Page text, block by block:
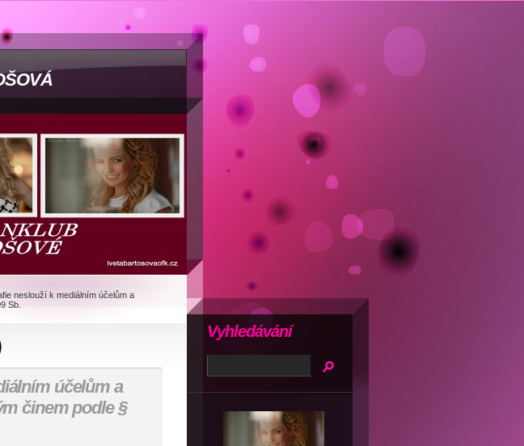
neslouží k mediálním účelům a
Sb.
účelům a
činem podle §
Vyhledávání